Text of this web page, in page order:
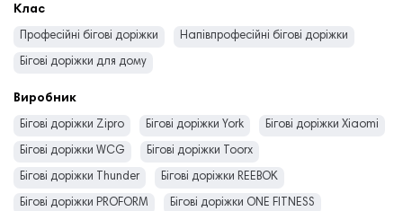
Клас
Професійні бігові доріжки Напівпрофесійні бігові доріжки
Бігові доріжки для дому
Виробник
Бігові доріжки Zipro Бігові доріжки York Бігові доріжки Xiaomi
Бігові доріжки WCG Бігові доріжки Toorx
Бігові доріжки Thunder Бігові доріжки REEBOK
Бігові доріжки PROFORM Бігові доріжки ONE FITNESS